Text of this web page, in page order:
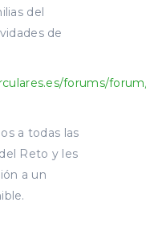
del
de
forums/
a todas las
Reto y les
a un